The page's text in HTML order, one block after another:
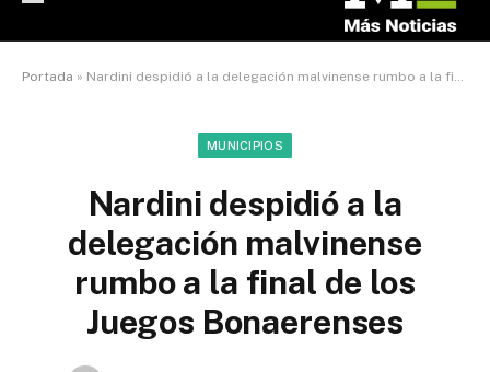
Portada » Nardini despidió a la delegación malvinense rumbo a la final de los Juegos Bonaerenses
MUNICIPIOS
Nardini despidió a la
delegación malvinense
rumbo a la final de los
Juegos Bonaerenses